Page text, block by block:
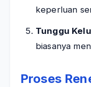
keperluan
Tunggu
biasanya
Proses